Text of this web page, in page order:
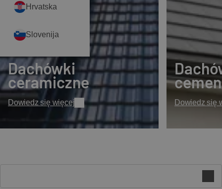
Dachówki
ceramiczne
Dowiedz się więcej Dowiedz się
Hrvatska
Slovenija